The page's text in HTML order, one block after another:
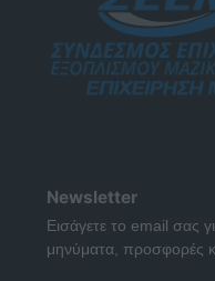
Newsletter
Εισάγετε το email σας
μηνύματα, προσφορές